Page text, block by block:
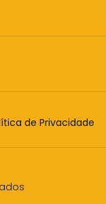
de Privacidade